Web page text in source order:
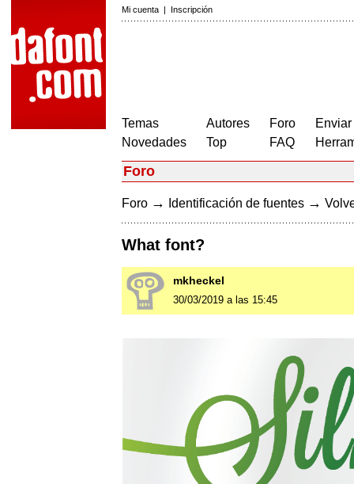
Mi cuenta | Inscripción
Temas
Novedades
Autores
Top
Foro
FAQ
Foro
Foro → Identificación de fuentes →
What font?
mkheckel
30/03/2019 a las 15:45